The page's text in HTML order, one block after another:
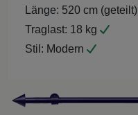
Länge: 520 cm (geteilt)
Traglast: 18 kg
Stil: Modern